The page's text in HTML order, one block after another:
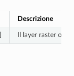
Descrizione
Il layer raster